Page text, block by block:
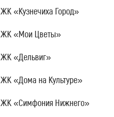
ЖК «Кузнечиха Город»
ЖК «Мои Цветы»
ЖК «Дельвиг»
ЖК «Дома на Культуре»
ЖК «Симфония Нижнего»